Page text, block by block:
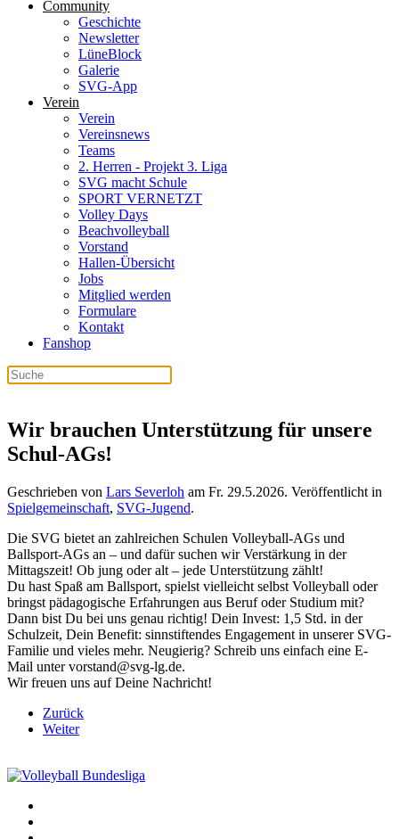
Community
Geschichte
Newsletter
LüneBlock
Galerie
SVG-App
Verein
Verein
Vereinsnews
Teams
2. Herren - Projekt 3. Liga
SVG macht Schule
SPORT VERNETZT
Volley Days
Beachvolleyball
Vorstand
Hallen-Übersicht
Jobs
Mitglied werden
Formulare
Kontakt
Fanshop
Wir brauchen Unterstützung für unsere
Schul-AGs!
Geschrieben von Lars Severloh am Fr. 29.5.2026. Veröffentlicht in
Spielgemeinschaft, SVG-Jugend.
Die SVG bietet an zahlreichen Schulen Volleyball-AGs und
Ballsport-AGs an – und dafür suchen wir Verstärkung in der
Mittagszeit! Ob jung oder alt – jede Unterstützung zählt!
Du hast Spaß am Ballsport, spielst vielleicht selbst Volleyball oder
bringst pädagogische Erfahrungen aus Beruf oder Studium mit?
Dann bist Du bei uns genau richtig! Dein Invest: 1,5 Std. in der
Schulzeit, Dein Benefit: sinnstiftendes Engagement in unserer SVG-
Familie und vieles mehr. Neugierig? Schreib uns einfach eine E-
Mail unter vorstand@svg-lg.de.
Wir freuen uns auf Deine Nachricht!
Zurück
Weiter